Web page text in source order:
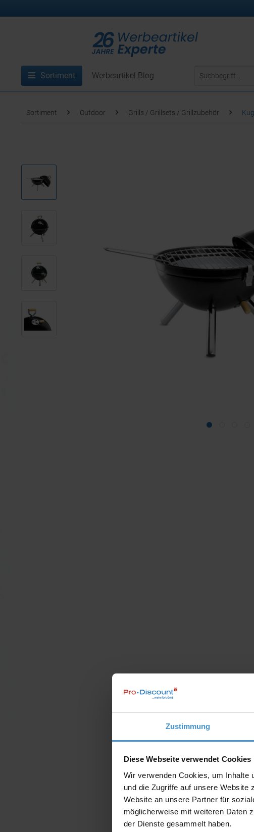
Zustimmung
Diese Webseite verwendet Cookies
Wir verwenden Cookies, um Inhalte
und die Zugriffe auf unsere Website
Website an unsere Partner für
möglicherweise mit weiteren Daten
der Dienste gesammelt haben.
Sortiment Werbeartikel Blog
Sortiment Outdoor Grills / Grillsets / Grillzubehör